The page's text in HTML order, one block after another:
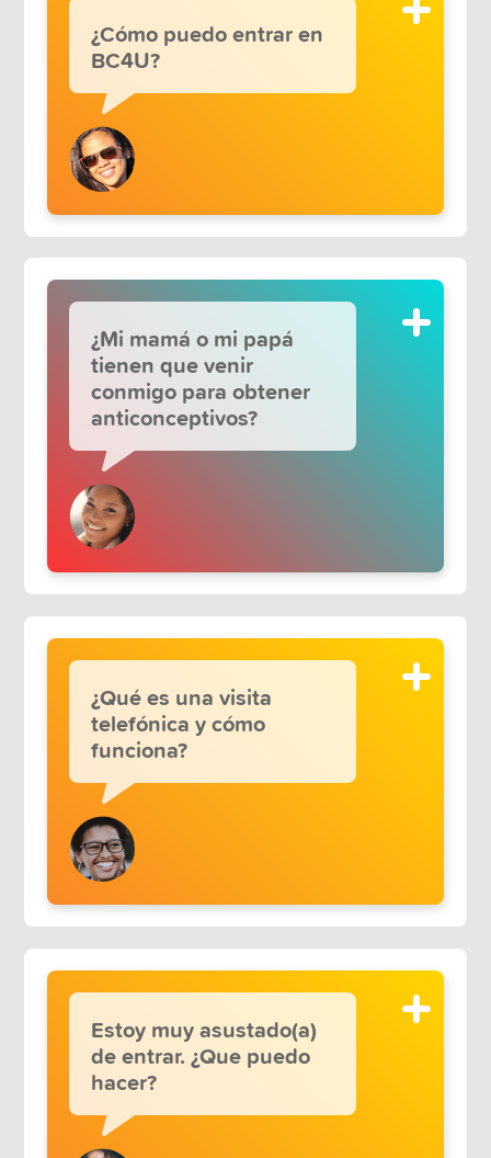
¿Cómo puedo entrar en
BC4U?
¿Mi mamá o mi papá
tienen que venir
conmigo para obtener
anticonceptivos?
¿Qué es una visita
telefónica y cómo
funciona?
Estoy muy asustado(a)
de entrar. ¿Que puedo
hacer?